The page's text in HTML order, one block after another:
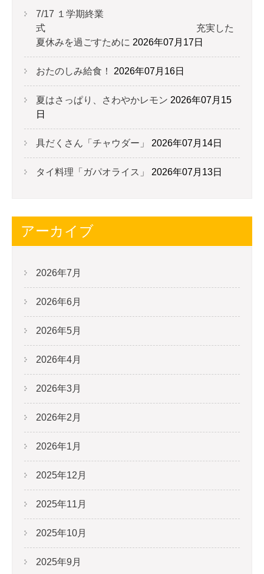
7/17 １学期終業
式 充実した
夏休みを過ごすために 2026年07月17日
おたのしみ給食！ 2026年07月16日
夏はさっぱり、さわやかレモン 2026年07月15
日
具だくさん「チャウダー」 2026年07月14日
タイ料理「ガパオライス」 2026年07月13日
アーカイブ
2026年7月
2026年6月
2026年5月
2026年4月
2026年3月
2026年2月
2026年1月
2025年12月
2025年11月
2025年10月
2025年9月